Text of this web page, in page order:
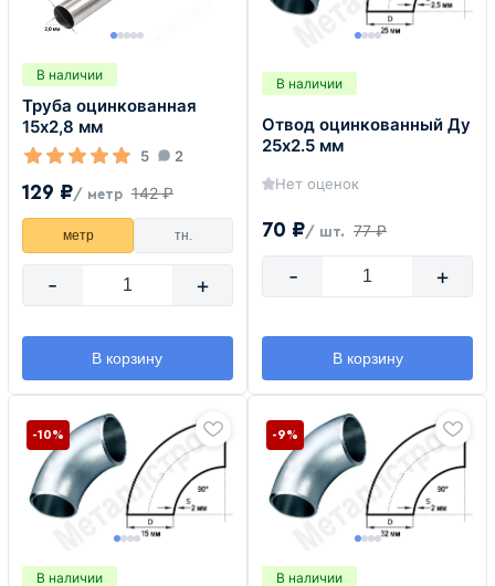
В наличии
Труба оцинкованная
15х2,8 мм
5 2
129 ₽/ метр 142 ₽
метр тн.
- +
В корзину
В наличии
Отвод оцинкованный Ду
25х2.5 мм
Нет оценок
70 ₽/ шт. 77 ₽
- +
В корзину
В наличии
-10%
В наличии
-9%